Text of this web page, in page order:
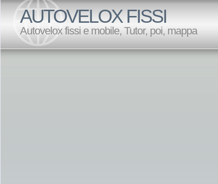
AUTOVELOX FISSI
Autovelox fissi e mobile, Tutor, poi, mappa